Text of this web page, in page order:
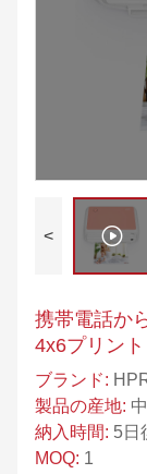
<
携帯電話か
4x6プリント
ブランド:
製品の産地:
納入時間: 5日
MOQ: 1